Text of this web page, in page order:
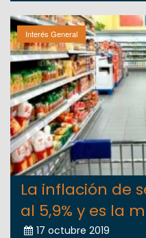
Interés General
La inflación de
al 5,9% y es la
17 octubre 2019